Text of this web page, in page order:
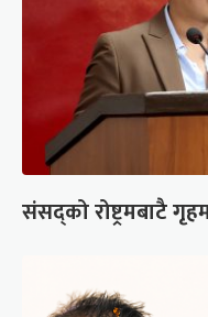
संसद्को रोष्ट्रमबाटै